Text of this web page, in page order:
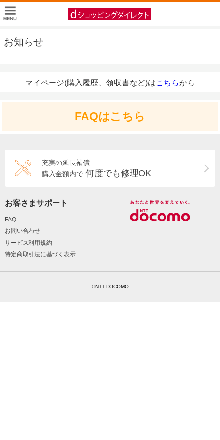
お知らせ
マイページ(購入履歴、領収書など)はこちらから
FAQはこちら
充実の延長補償
購入金額内で 何度でも修理OK
お客さまサポート
FAQ
お問い合わせ
サービス利用規約
特定商取引法に基づく表示
©NTT DOCOMO